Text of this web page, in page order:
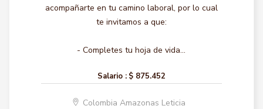
acompañarte en tu camino laboral, por lo cual
te invitamos a que:
- Completes tu hoja de vida...
Salario : $ 875.452
Colombia Amazonas Leticia